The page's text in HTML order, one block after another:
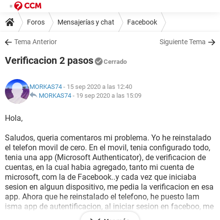
Foros Mensajerías y chat Facebook
Tema Anterior Siguiente Tema
Verificacion 2 pasos Cerrado
MORKAS74 - 15 sep 2020 a las 12:40
MORKAS74 - 19 sep 2020 a las 15:09
Hola,
Saludos, queria comentaros mi problema. Yo he reinstalado
el telefon movil de cero. En el movil, tenia configurado todo,
tenia una app (Microsoft Authenticator), de verificacion de
cuentas, en la cual habia agregado, tanto mi cuenta de
microsoft, com la de Facebook..y cada vez que iniciaba
sesion en alguun dispositivo, me pedia la verificacion en esa
app. Ahora que he reinstalado el telefono, he puesto lam
isma app de autentificacion, al iniciar sesion en faceboo, me
pide un codigo de 6 cifras..como normalmente, y en la app